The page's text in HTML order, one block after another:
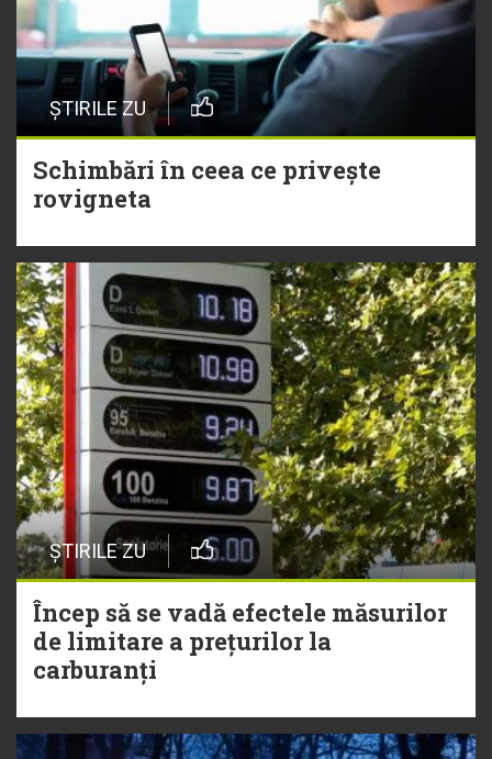
ȘTIRILE ZU
Schimbări în ceea ce privește
rovigneta
ȘTIRILE ZU
Încep să se vadă efectele măsurilor
de limitare a prețurilor la
carburanți